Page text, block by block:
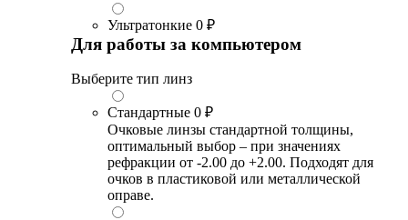
Ультратонкие 0 ₽
Для работы за компьютером
Выберите тип линз
Стандартные 0 ₽
Очковые линзы стандартной толщины,
оптимальный выбор – при значениях
рефракции от -2.00 до +2.00. Подходят для
очков в пластиковой или металлической
оправе.